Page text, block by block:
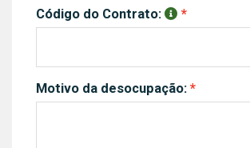
Código do Contrato:
Motivo da desocupação: